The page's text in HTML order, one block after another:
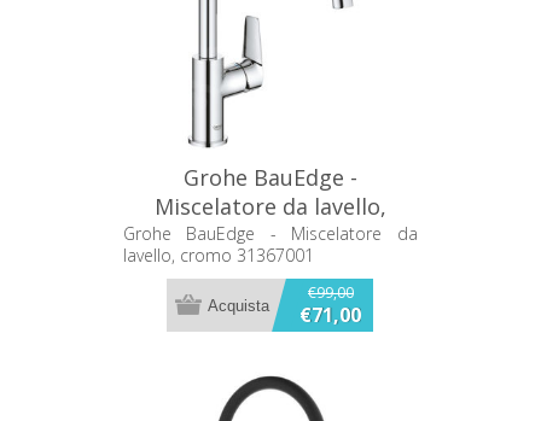
Grohe BauEdge -
Miscelatore da lavello,
cromo 31367001
Grohe BauEdge - Miscelatore da
lavello, cromo 31367001
€99,00
€71,00